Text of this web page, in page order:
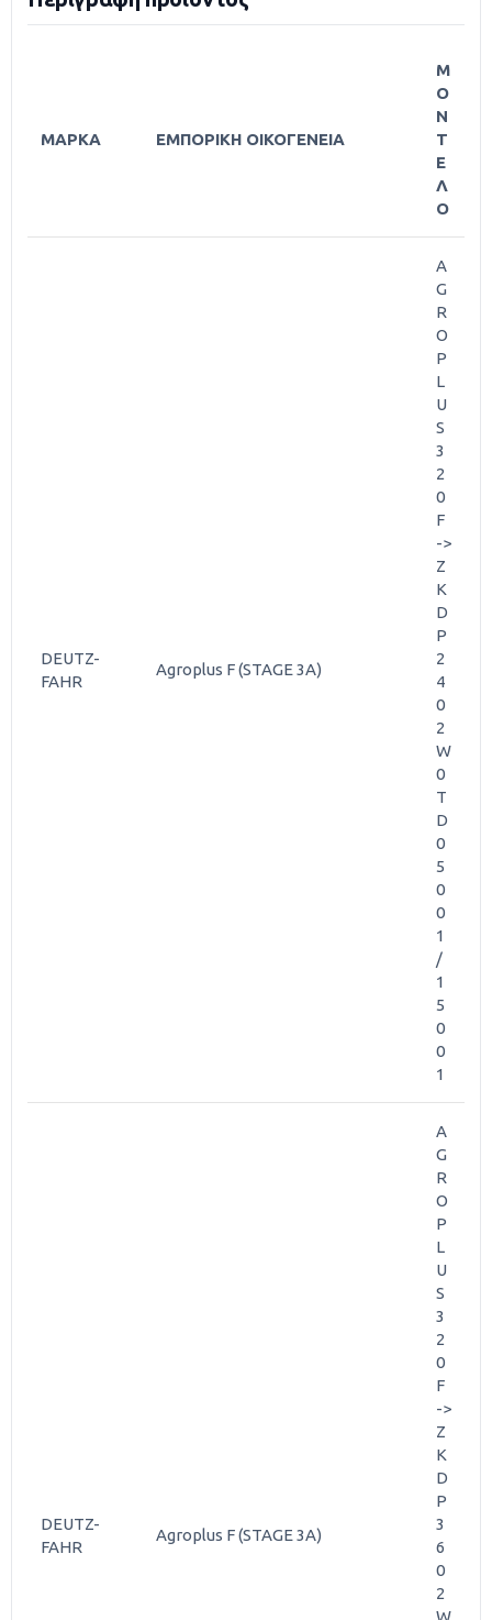
ΜΑΡΚΑ ΕΜΠΟΡΙΚΗ ΟΙΚΟΓΕΝΕΙΑ
Μ
Ο
Ν
Τ
Ε
Λ
Ο
DEUTZ-
FAHR
Agroplus F (STAGE 3A)
A
G
R
O
P
L
U
S
3
2
0
F
->
Z
K
D
P
2
4
0
2
W
0
T
D
0
5
0
0
1
/
1
5
0
0
1
DEUTZ-
FAHR
Agroplus F (STAGE 3A)
A
G
R
O
P
L
U
S
3
2
0
F
->
Z
K
D
P
3
6
0
2